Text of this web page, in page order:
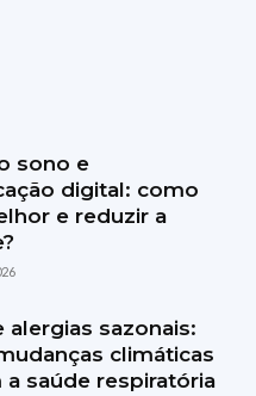
sono e
digital: como
e reduzir a
alergias sazonais:
climáticas
a saúde respiratória